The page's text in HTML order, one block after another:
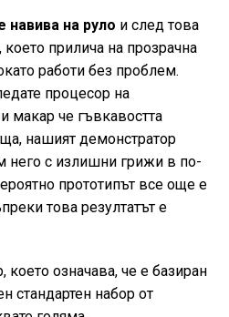
навива на руло и след това
прилича на прозрачна
работи без проблем.
процесор на
макар че гъвкавостта
нашият демонстратор
него с излишни грижи в по-
прототипът все още е
това резултатът е
което означава, че е базиран
стандартен набор от